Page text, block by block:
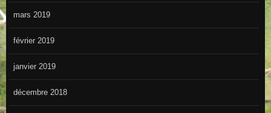
mars 2019
février 2019
janvier 2019
décembre 2018